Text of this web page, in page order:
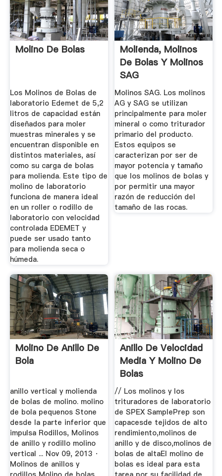
Molino De Bolas
Los Molinos de Bolas de
laboratorio Edemet de 5,2
litros de capacidad están
diseñados para moler
muestras minerales y se
encuentran disponible en
distintos materiales, así
como su carga de bolas
para molienda. Este tipo de
molino de laboratorio
funciona de manera ideal
en un roller o rodillo de
laboratorio con velocidad
controlada EDEMET y
puede ser usado tanto
para molienda seca o
húmeda.
Molienda, Molinos
De Bolas Y Molinos
SAG
Molinos SAG. Los molinos
AG y SAG se utilizan
principalmente para moler
mineral o como triturador
primario del producto.
Estos equipos se
caracterizan por ser de
mayor potencia y tamaño
que los molinos de bolas y
por permitir una mayor
razón de reducción del
tamaño de las rocas.
Molino De Anillo De
Bola
anillo vertical y molienda
de bolas de molino. molino
de bola pequenos Stone
desde la parte inferior que
impulsa Rodillos, Molinos
de anillo y rodillo molino
vertical ... Nov 09, 2013 ·
Molinos de anillos y
Anillo De Velocidad
Media Y Molino De
Bolas
// Los molinos y los
trituradores de laboratorio
de SPEX SamplePrep son
capacesde tejidos de alto
rendimiento,molinos de
anillo y de disco,molinos de
bolas de altaEl molino de
bolas es ideal para esta